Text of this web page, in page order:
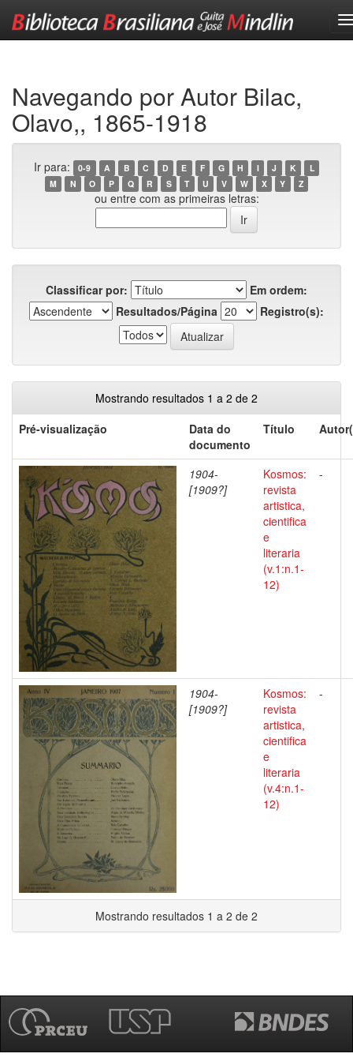
Navegando por Autor Bilac,
Olavo,, 1865-1918
Ir para: 0-9 A B C D E F G H I J K
L
M
N O P Q R S T U V W X Y Z
ou entre com as primeiras letras:
Classificar por:
Em ordem:
Resultados/Página
Registro(s):
Mostrando resultados 1 a 2 de 2
Pré-visualização
Data do
documento
Título
1904-
[1909?]
Kosmos:
revista
artistica,
cientifica
e
literaria
(v.1:n.1-
12)
-
1904-
[1909?]
Kosmos:
revista
artistica,
cientifica
e
literaria
(v.4:n.1-
12)
-
Mostrando resultados 1 a 2 de 2